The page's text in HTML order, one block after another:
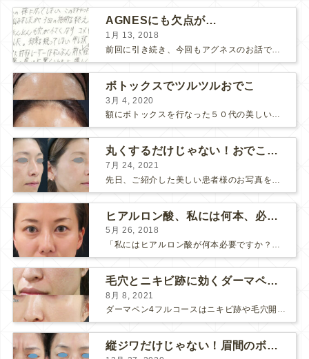
AGNESにも欠点が…
1月 13, 2018
前回に引き続き、今回もアグネスのお話です。 AGNESはとっても良い治療である一方、 欠点もいくつかありますので、そちらもお話ししておきますね。 AGNESの欠点 1. ダウンタイム A...
ボトックスでツルツルおでこ
3月 4, 2020
額にボトックスを行なった５０代の美しい女性です。 エイジングとともに横ジワが目立つようになって、 キメが乱れてツヤが無くなってきます。 ボトックスを額に注射すると 横ジワが目立たなくな...
丸くするだけじゃない！おでこのヒアルロン酸注射
7月 24, 2021
ヒアルロン酸、私には何本、必要ですか？
5月 26, 2018
「私にはヒアルロン酸が何本必要ですか？」 診察の時によく聞かれますが、なかなか難しい質問です。 どこまでこだわってキレイにしたいかによって 使うヒアルロン酸の量が変わるからです。 前回もご紹介させ...
毛穴とニキビ跡に効くダーマペン４フルコース
8月 8, 2021
ダーマペン4フルコースはニキビ跡や毛穴開きで悩まれている方に自信を持ってお勧めできる美肌治療です。 ↑ ダーマペン4フルコースを4回行いました。 ニキビ跡と毛穴開きが改善して肌のキメが整いまし...
縦ジワだけじゃない！眉間のボトックス注射